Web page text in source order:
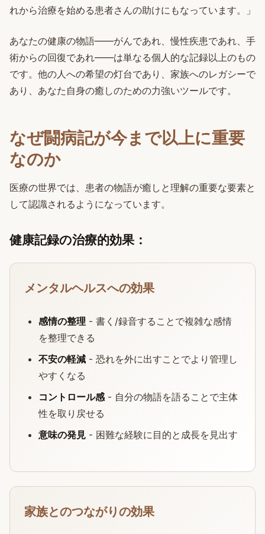
れから治療を始める患者さんの助けにもなっています。」
あなたの健康の物語——がんであれ、慢性疾患であれ、手
術からの回復であれ——は単なる個人的な記録以上のもの
です。他の人への希望の灯台であり、家族へのレガシーで
あり、あなた自身の癒しのための力強いツールです。
なぜ闘病記が今まで以上に重要
なのか
医療の世界では、患者の物語が癒しと理解の重要な要素と
して認識されるようになっています。
健康記録の治療的効果：
メンタルヘルスへの効果
感情の整理 - 書く/録音することで複雑な感情
を整理できる
不安の軽減 - 恐れを外に出すことでより管理し
やすくなる
コントロール感- 自分の物語を語ることで主体
性を取り戻せる
意味の発見 - 困難な経験に目的と成長を見出す
家族とのつながりの効果